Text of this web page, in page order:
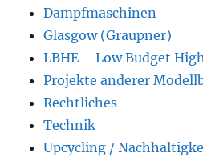
Dampfmaschinen
Glasgow (Graupner)
LBHE – Low Budget
Projekte anderer
Rechtliches
Technik
Upcycling /